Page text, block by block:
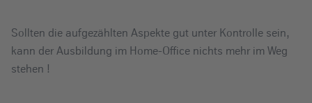
Sollten die aufgezählten Aspekte gut unter Kontrolle sein,
kann der Ausbildung im Home-Office nichts mehr im Weg
stehen !